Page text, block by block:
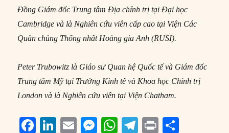
Đồng Giám đốc Trung tâm Địa chính trị tại Đại học
Cambridge và là Nghiên cứu viên cấp cao tại Viện Các
Quân chủng Thống nhất Hoàng gia Anh (RUSI).
Peter Trubowitz là Giáo sư Quan hệ Quốc tế và Giám đốc
Trung tâm Mỹ tại Trường Kinh tế và Khoa học Chính trị
London và là Nghiên cứu viên tại Viện Chatham.
F
Li E
M W T
P